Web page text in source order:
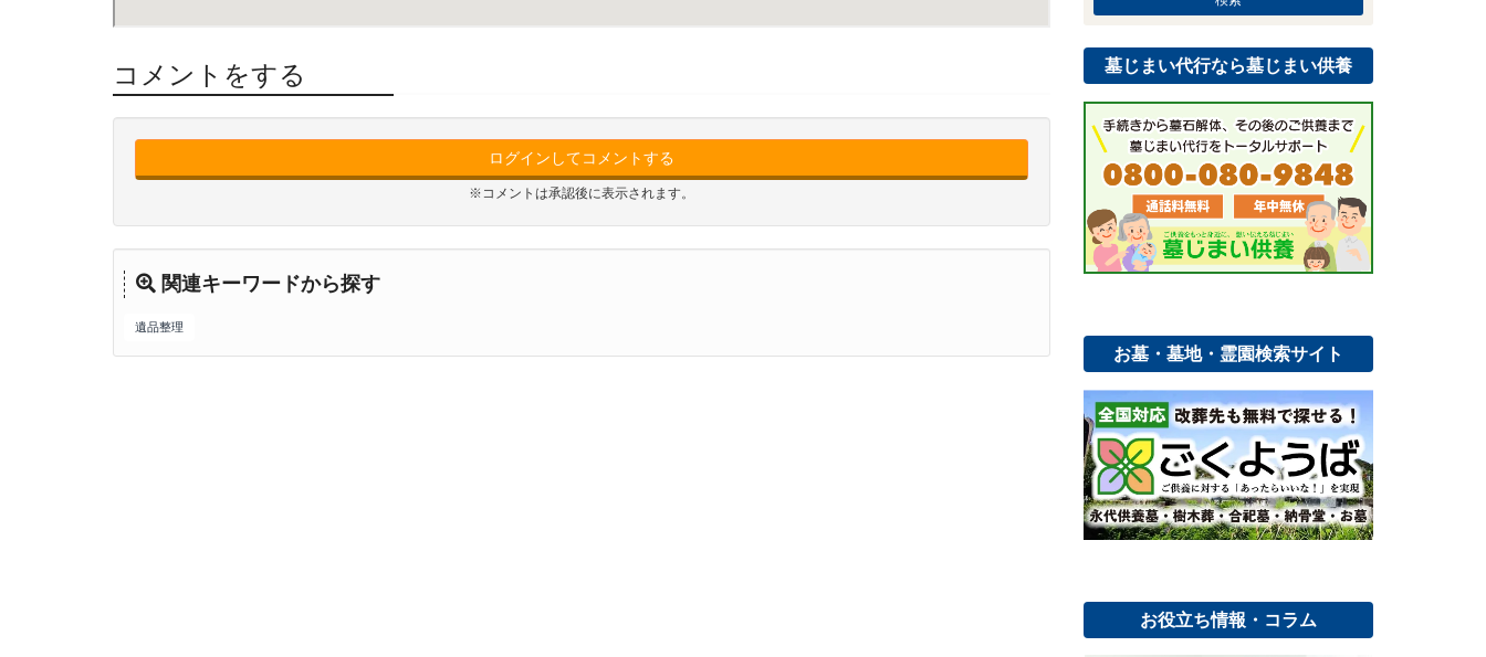
コメントをする
ログインしてコメントする
※コメントは承認後に表示されます。
関連キーワードから探す
遺品整理
墓じまい代行なら墓じまい供養
お墓・墓地・霊園検索サイト
お役立ち情報・コラム